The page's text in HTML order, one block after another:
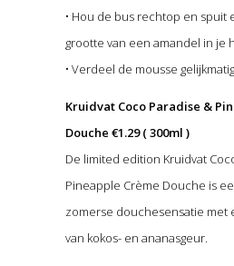
• Hou de bus rechtop en spuit
grootte van een amandel in je
• Verdeel de mousse
Kruidvat Coco Paradise &
Douche €1.29 ( 300ml )
De limited edition Kruidvat
Pineapple Crème Douche is
zomerse douchesensatie met
van kokos- en ananasgeur.